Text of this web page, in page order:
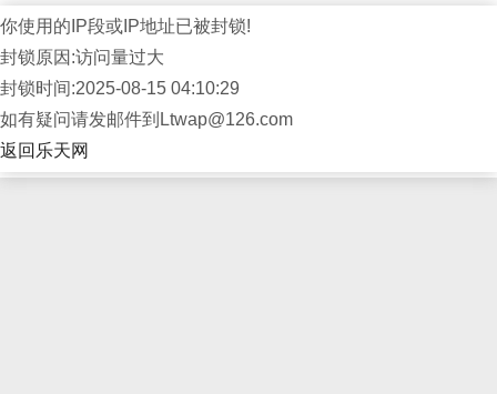
你使用的IP段或IP地址已被封锁!
封锁原因:访问量过大
封锁时间:2025-08-15 04:10:29
如有疑问请发邮件到Ltwap@126.com
返回乐天网